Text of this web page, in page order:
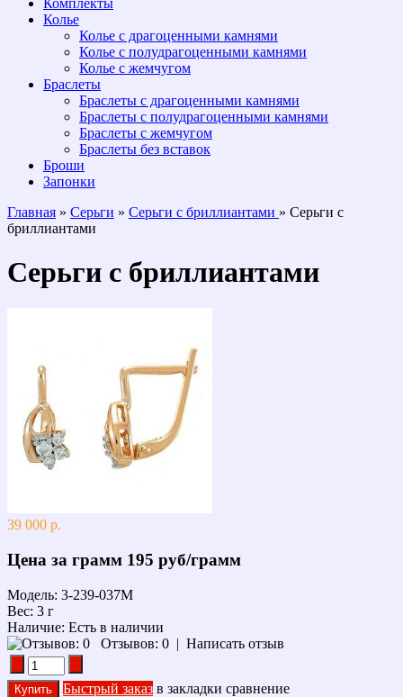
Колье
Колье с драгоценными камнями
Колье с полудрагоценными камнями
Колье с жемчугом
Браслеты
Браслеты с драгоценными камнями
Браслеты с полудрагоценными камнями
Браслеты с жемчугом
Браслеты без вставок
Броши
Запонки
Главная » Серьги » Серьги с бриллиантами » Серьги с
бриллиантами
Серьги с бриллиантами
39 000 р.
Цена за грамм 195 руб/грамм
Модель: 3-239-037M
Вес: 3 г
Наличие: Есть в наличии
Отзывов: 0 | Написать отзыв
Быстрый заказ в закладки сравнение